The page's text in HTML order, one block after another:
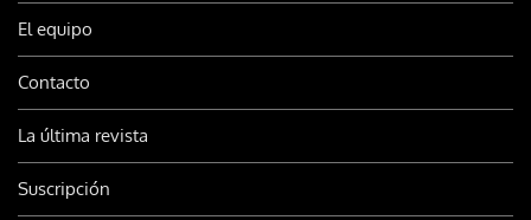
El equipo
Contacto
La última revista
Suscripción